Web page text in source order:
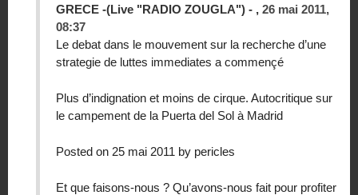
GRECE -(Live "RADIO ZOUGLA") - , 26 mai 2011,
08:37
Le debat dans le mouvement sur la recherche d’une
strategie de luttes immediates a commençé
Plus d’indignation et moins de cirque. Autocritique sur
le campement de la Puerta del Sol à Madrid
Posted on 25 mai 2011 by pericles
Et que faisons-nous ? Qu’avons-nous fait pour profiter